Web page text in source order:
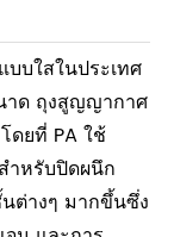
บใสในประเทศ
าด ถุงสูญญากาศ
ดยที่ PA ใช้
ำหรับปิดผนึก
ต่างๆ มากขึ้นซึ่ง